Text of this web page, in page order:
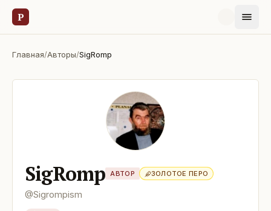
Р
Главная/Авторы/SigRomp
SigRomp АВТОР ЗОЛОТОЕ ПЕРО
@Sigrompism